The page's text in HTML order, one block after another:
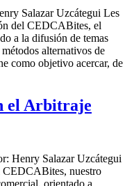
Salazar Uzcátegui Les
del CEDCABites, el
a la difusión de temas
alternativos de
como objetivo acercar, de
el Arbitraje
Henry Salazar Uzcátegui
CEDCABites, nuestro
orientado a